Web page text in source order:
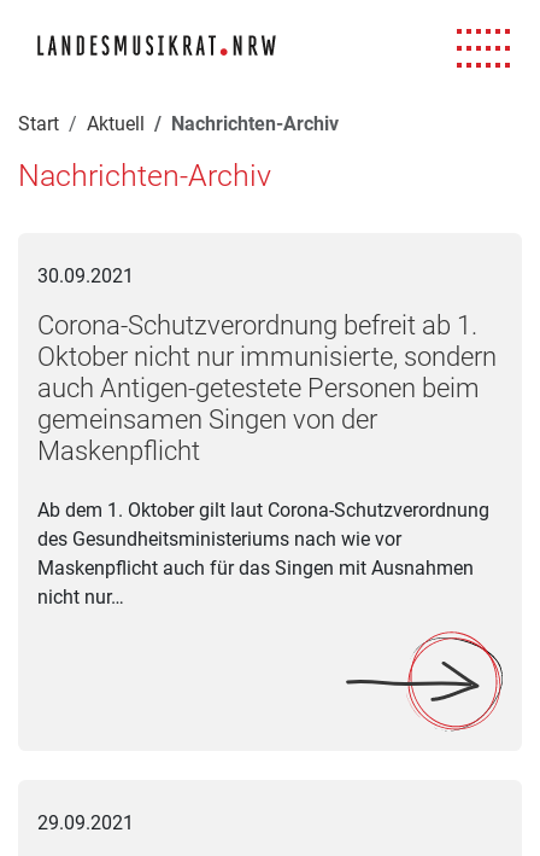
Start Aktuell Nachrichten-Archiv
Nachrichten-Archiv
30.09.2021
Corona-Schutzverordnung befreit ab 1.
Oktober nicht nur immunisierte, sondern
auch Antigen-getestete Personen beim
gemeinsamen Singen von der
Maskenpflicht
Ab dem 1. Oktober gilt laut Corona-Schutzverordnung
des Gesundheitsministeriums nach wie vor
Maskenpflicht auch für das Singen mit Ausnahmen
nicht nur…
29.09.2021